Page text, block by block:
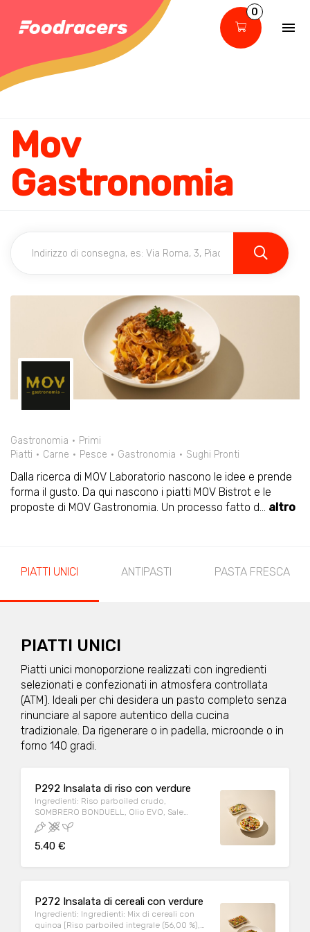
0
Mov
Gastronomia
Gastronomia
Primi
Piatti
Carne Pesce Gastronomia Sughi Pronti
Dalla ricerca di MOV Laboratorio nascono le idee e prende
forma il gusto. Da qui nascono i piatti MOV Bistrot e le
proposte di MOV Gastronomia. Un processo fatto d... altro
PIATTI UNICI ANTIPASTI PASTA FRESCA
PIATTI UNICI
Piatti unici monoporzione realizzati con ingredienti
selezionati e confezionati in atmosfera controllata
(ATM). Ideali per chi desidera un pasto completo senza
rinunciare al sapore autentico della cucina
tradizionale. Da rigenerare o in padella, microonde o in
forno 140 gradi.
P292 Insalata di riso con verdure
Ingredienti: Riso parboiled crudo,
SOMBRERO BONDUELL, Olio EVO, Sale
iodato, Aromi. Può contenere: Crostacei,
Frutta a guscio, Arachidi, Cereali contenenti
glutine (kamut, orzo, segala, avena, farro,
Sedano, Sesamo, Soia, Uova. Allergeni:
5.40 €
P272 Insalata di cereali con verdure
Ingredienti: Ingredienti: Mix di cereali con
quinoa [Riso parboiled integrale (56,00 %),